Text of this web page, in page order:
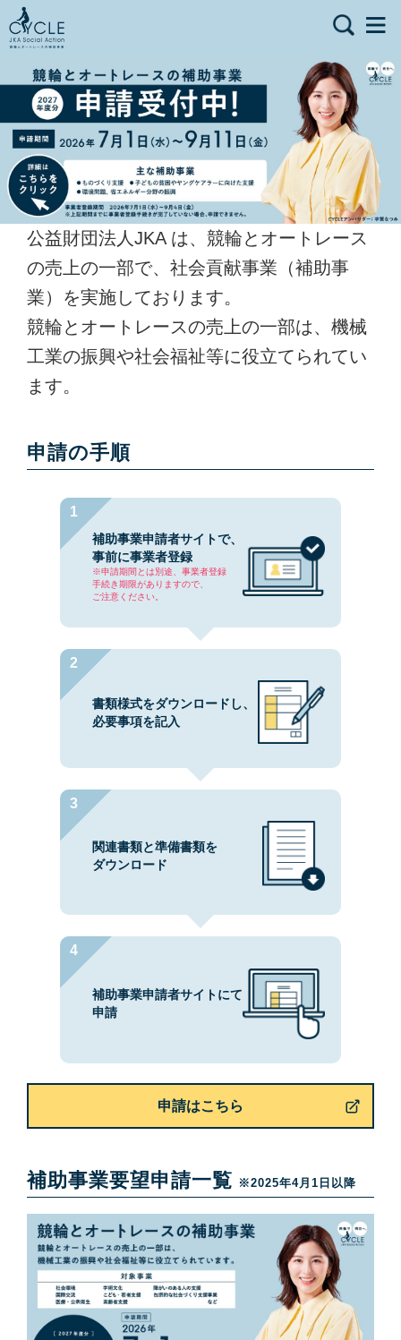
公益財団法人JKA は、競輪とオートレース
の売上の一部で、社会貢献事業（補助事
業）を実施しております。
競輪とオートレースの売上の一部は、機械
工業の振興や社会福祉等に役立てられてい
ます。
申請の手順
補助事業申請者サイトで、
事前に事業者登録
※申請期間とは別途、事業者登録
手続き期限がありますので、
ご注意ください。
書類様式をダウンロードし、
必要事項を記入
関連書類と準備書類を
ダウンロード
補助事業申請者サイトにて
申請
申請はこちら
補助事業要望申請一覧 ※2025年4月1日以降